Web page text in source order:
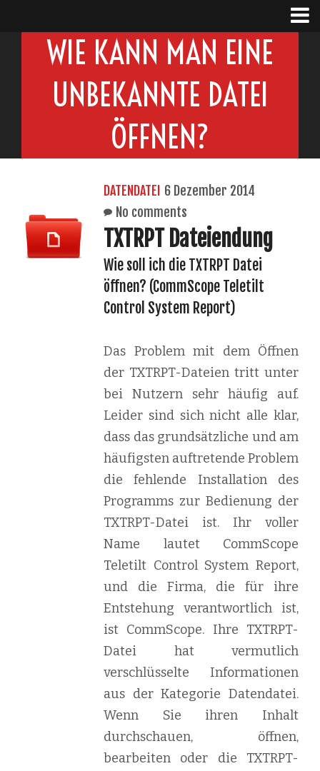
WIE KANN MAN EINE
UNBEKANNTE DATEI
ÖFFNEN?
DATENDATEI 6 Dezember 2014
No comments
TXTRPT Dateiendung
Wie soll ich die TXTRPT Datei
öffnen? (CommScope Teletilt
Control System Report)
Das Problem mit dem Öffnen
der TXTRPT-Dateien tritt unter
bei Nutzern sehr häufig auf.
Leider sind sich nicht alle klar,
dass das grundsätzliche und am
häufigsten auftretende Problem
die fehlende Installation des
Programms zur Bedienung der
TXTRPT-Datei ist. Ihr voller
Name lautet CommScope
Teletilt Control System Report,
und die Firma, die für ihre
Entstehung verantwortlich ist,
ist CommScope. Ihre TXTRPT-
Datei hat vermutlich
verschlüsselte Informationen
aus der Kategorie Datendatei.
Wenn Sie ihren Inhalt
durchschauen, öffnen,
bearbeiten oder die TXTRPT-